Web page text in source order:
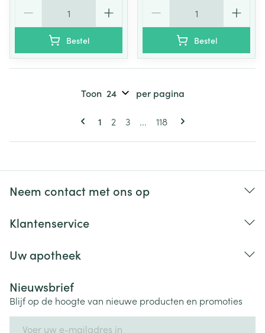
Bestel Bestel
Pagina's
U lees momenteel pagina
1 Pagina
2 Pagina
3 ... Pagina
118
Toon per pagina
Neem contact met ons op
Klantenservice
Uw apotheek
Nieuwsbrief
Blijf op de hoogte van nieuwe producten en promoties